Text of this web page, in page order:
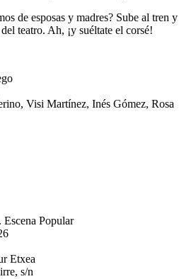
de esposas y madres? Sube al tren y
teatro. Ah, ¡y suéltate el corsé!
Visi Martínez, Inés Gómez, Rosa
Popular
Etxea
s/n